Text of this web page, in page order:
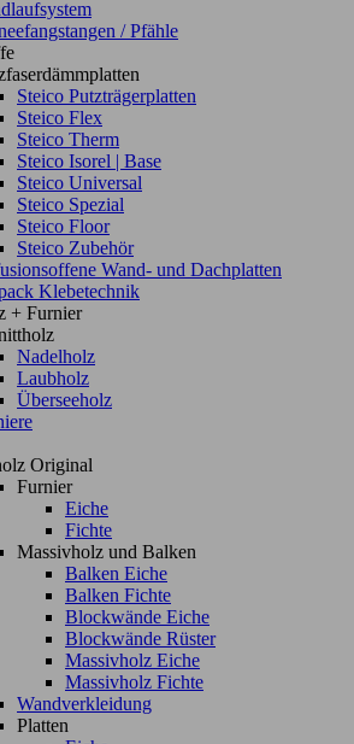
/ Pfähle
Steico Putzträgerplatten
Steico Flex
Steico Therm
Steico Isorel | Base
Steico Universal
Steico Spezial
Steico Floor
Steico Zubehör
Wand- und Dachplatten
Klebetechnik
+ Furnier
Nadelholz
Laubholz
Überseeholz
Original
Furnier
Eiche
Fichte
Massivholz und Balken
Balken Eiche
Balken Fichte
Blockwände Eiche
Blockwände Rüster
Massivholz Eiche
Massivholz Fichte
Wandverkleidung
Platten